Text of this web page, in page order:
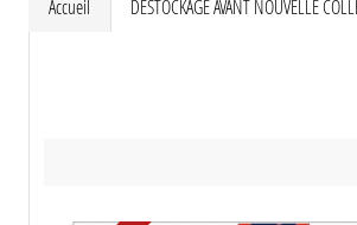
Accueil DESTOCKAGE AVANT NOUVELLE